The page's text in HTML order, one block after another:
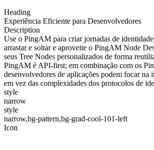
Heading
Experiência Eficiente para Desenvolvedores
Description
Use o PingAM para criar jornadas de
arrastar e soltar e aproveite o PingAM Node
seus Tree Nodes personalizados de forma
PingAM é API-first; em combinação com os
desenvolvedores de aplicações podem focar na
em vez das complexidades dos protocolos de
style
narrow
style
narrow,bg-pattern,bg-grad-cool-101-left
Icon